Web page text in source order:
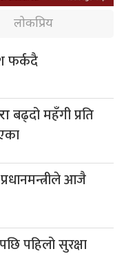
लोकप्रिय
फर्कदै
बढ्दो महँगी प्रति
आजै
पहिलो सुरक्षा